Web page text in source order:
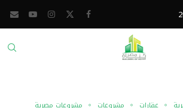
عقارات مشروعات مشروعات مصرية